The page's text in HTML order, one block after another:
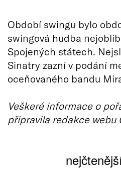
Období swingu bylo
swingová hudba
Spojených státech.
Sinatry zazní v podání
oceňovaného bandu
Veškeré informace o
připravila redakce webu